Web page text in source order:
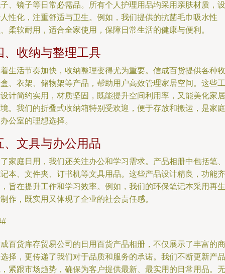
、镜子等日常必需品。所有个人护理用品均采用亲肤材质，设
性化，注重舒适与卫生。例如，我们提供的抗菌毛巾吸水性
柔软耐用，适合全家使用，保障日常生活的健康与便利。
、收纳与整理工具
生活节奏加快，收纳整理变得尤为重要。信成百货提供各种收
、衣架、储物架等产品，帮助用户高效管理家居空间。这些工
计简约实用，材质坚固，既能提升空间利用率，又能美化家居
。我们的折叠式收纳箱特别受欢迎，便于存放和搬运，是家庭
公室的理想选择。
、文具与办公用品
家庭日用，我们还关注办公和学习需求。产品相册中包括笔、
本、文件夹、订书机等文具用品。这些产品设计精良，功能齐
旨在提升工作和学习效率。例如，我们的环保笔记本采用再生
作，既实用又体现了企业的社会责任感。
百货库存贸易公司的日用百货产品相册，不仅展示了丰富的商
择，更传递了我们对于品质和服务的承诺。我们不断更新产品
紧跟市场趋势，确保为客户提供最新、最实用的日常用品。无